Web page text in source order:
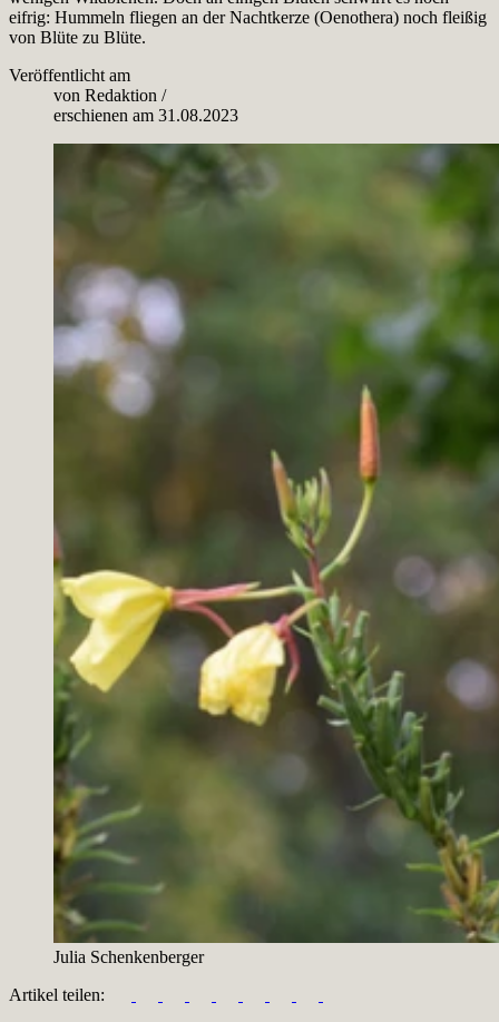
eifrig: Hummeln fliegen an der Nachtkerze (Oenothera) noch fleißig
von Blüte zu Blüte.
Veröffentlicht am
von Redaktion /
erschienen am 31.08.2023
Julia Schenkenberger
Artikel teilen: